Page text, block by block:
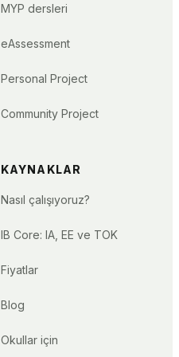
MYP dersleri
eAssessment
Personal Project
Community Project
KAYNAKLAR
Nasıl çalışıyoruz?
IB Core: IA, EE ve TOK
Fiyatlar
Blog
Okullar için